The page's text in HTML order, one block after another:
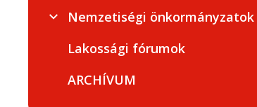
Nemzetiségi önkormányzatok
Lakossági fórumok
ARCHÍVUM